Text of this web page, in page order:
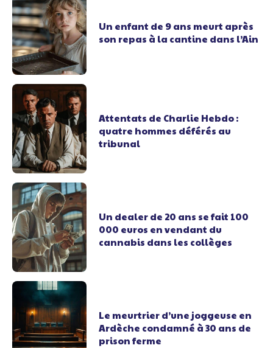
Un enfant de 9 ans meurt après
son repas à la cantine dans l’Ain
Attentats de Charlie Hebdo :
quatre hommes déférés au
tribunal
Un dealer de 20 ans se fait 100
000 euros en vendant du
cannabis dans les collèges
Le meurtrier d’une joggeuse en
Ardèche condamné à 30 ans de
prison ferme